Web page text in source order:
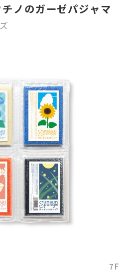
チノのガーゼパジャマ
7F